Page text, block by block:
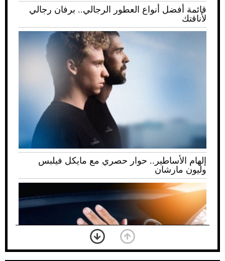
قائمة أفضل أنواع العطور الرجالي.. برفان رجالي
لأناقتك
إلهام الأساطير.. حوار حصري مع مايكل فيلبس
وليون مارشان